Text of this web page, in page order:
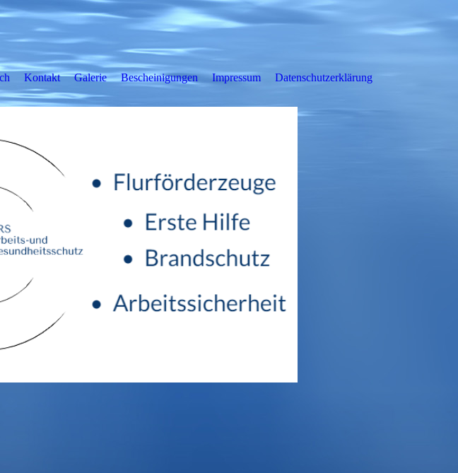
Kontakt Galerie Bescheinigungen Impressum Datenschutzerklärung